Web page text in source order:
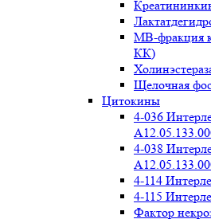
МВ-фракция
КК)
Щелочная
Цитокины
4-036
4-038
4-114
4-115
Фактор